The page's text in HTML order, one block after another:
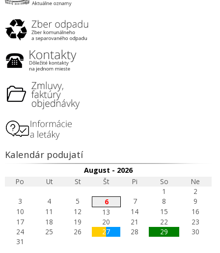
Kalendár podujatí
August - 2026
Po
Ut St Št Pi So
Ne
1
2
3
4 5 6 7 8
9
10
11 12 13 14 15
16
17
18 19 20 21 22
23
24
25 26 27 28 29
30
31